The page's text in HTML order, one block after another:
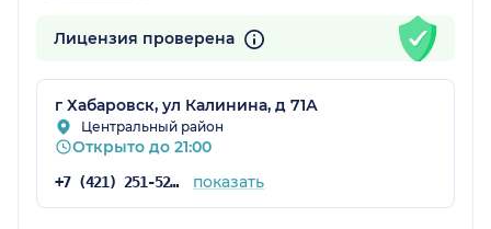
Лицензия проверена
г Хабаровск, ул Калинина, д 71А
Центральный район
Открыто до 21:00
+7 (421) 251-52-37 показать